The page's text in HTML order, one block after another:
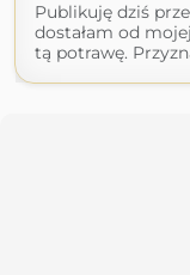
Publikuję dziś
dostałam od
tą potrawę.